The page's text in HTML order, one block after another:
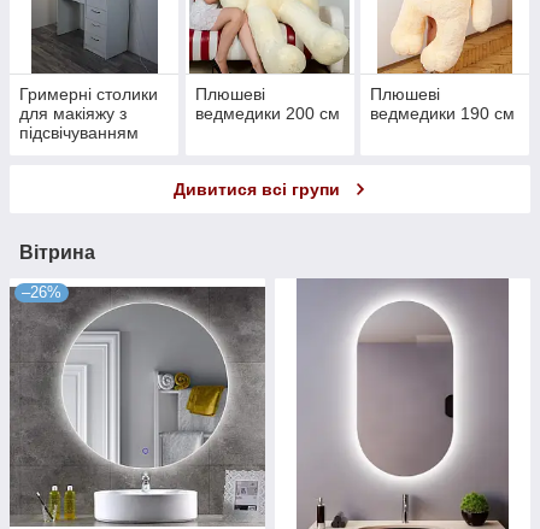
Гримерні столики
для макіяжу з
підсвічуванням
Плюшеві
ведмедики 200 см
Плюшеві
ведмедики 190 см
Дивитися всі групи
Вітрина
–26%